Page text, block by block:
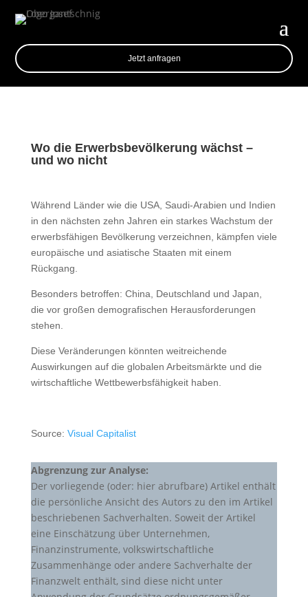
Jetzt anfragen
Wo die Erwerbsbevölkerung wächst –
und wo nicht
Während Länder wie die USA, Saudi-Arabien und Indien
in den nächsten zehn Jahren ein starkes Wachstum der
erwerbsfähigen Bevölkerung verzeichnen, kämpfen viele
europäische und asiatische Staaten mit einem
Rückgang.
Besonders betroffen: China, Deutschland und Japan,
die vor großen demografischen Herausforderungen
stehen.
Diese Veränderungen könnten weitreichende
Auswirkungen auf die globalen Arbeitsmärkte und die
wirtschaftliche Wettbewerbsfähigkeit haben.
Source: Visual Capitalist
Abgrenzung zur Analyse:
Der vorliegende (oder: hier abrufbare) Artikel enthält
die persönliche Ansicht des Autors zu den im Artikel
beschriebenen Sachverhalten. Soweit der Artikel
eine Einschätzung über Unternehmen,
Finanzinstrumente, volkswirtschaftliche
Zusammenhänge oder andere Sachverhalte der
Finanzwelt enthält, sind diese nicht unter